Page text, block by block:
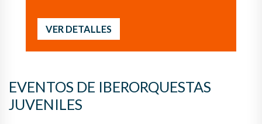
VER DETALLES
EVENTOS DE IBERORQUESTAS
JUVENILES